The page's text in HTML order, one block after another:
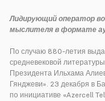
Лидирующий оператор
мыслителя в формате
По случаю 880-летия
средневековой
Президента Ильхама
Гянджеви». 23 декабря в
по инициативе «Azercell